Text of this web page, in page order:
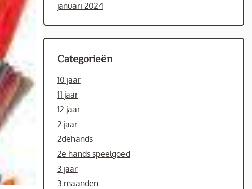
januari 2024
Categorieën
10 jaar
11 jaar
12 jaar
2 jaar
2dehands
2e hands speelgoed
3 jaar
3 maanden